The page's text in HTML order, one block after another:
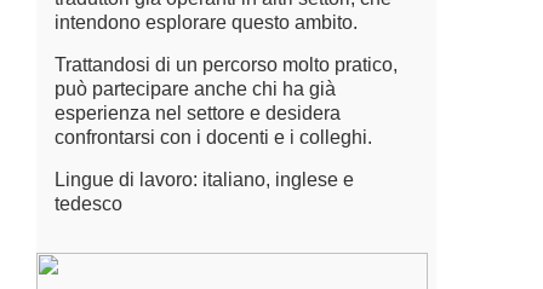
intendono esplorare questo ambito.
Trattandosi di un percorso molto pratico,
può partecipare anche chi ha già
esperienza nel settore e desidera
confrontarsi con i docenti e i colleghi.
Lingue di lavoro: italiano, inglese e
tedesco